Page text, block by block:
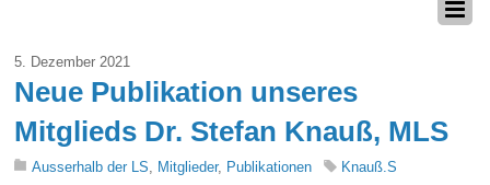
5. Dezember 2021
Neue Publikation unseres
Mitglieds Dr. Stefan Knauß, MLS
Ausserhalb der LS, Mitglieder, Publikationen Knauß.S